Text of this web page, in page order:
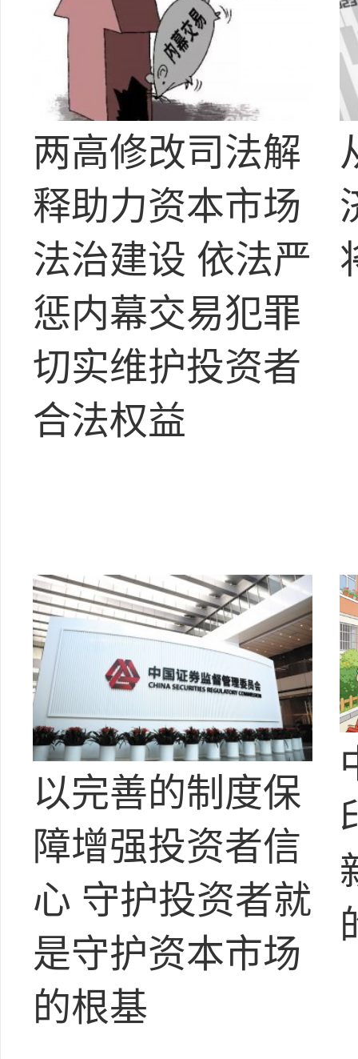
两高修改司法解
释助力资本市场
法治建设 依法严
惩内幕交易犯罪
切实维护投资者
合法权益
以完善的制度保
障增强投资者信
心 守护投资者就
是守护资本市场
的根基